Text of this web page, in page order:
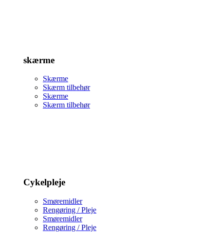
skærme
Skærme
Skærm tilbehør
Skærme
Skærm tilbehør
Cykelpleje
Smøremidler
Rengøring / Pleje
Smøremidler
Rengøring / Pleje